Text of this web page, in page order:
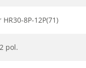
8P-12P(71)
pol.